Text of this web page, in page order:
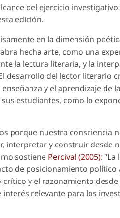
del ejercicio
edición.
en la dimensión
hecha arte, como una
la lectura literaria, y la
desarrollo del lector literario
y el aprendizaje de
estudiantes, como lo
porque nuestra consciencia
interpretar y construir desde
sostiene Percival (2005):
de posicionamiento político
y el razonamiento
relevante para los